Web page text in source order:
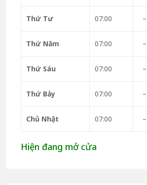
Thứ Tư 07:00 –
Thứ Năm 07:00 –
Thứ Sáu 07:00 –
Thứ Bảy 07:00 –
Chủ Nhật 07:00 –
Hiện đang mở cửa